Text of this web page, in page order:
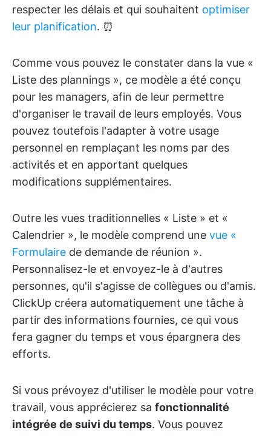
respecter les délais et qui souhaitent optimiser
leur planification. ⏰
Comme vous pouvez le constater dans la vue «
Liste des plannings », ce modèle a été conçu
pour les managers, afin de leur permettre
d'organiser le travail de leurs employés. Vous
pouvez toutefois l'adapter à votre usage
personnel en remplaçant les noms par des
activités et en apportant quelques
modifications supplémentaires.
Outre les vues traditionnelles « Liste » et «
Calendrier », le modèle comprend une vue «
Formulaire de demande de réunion ».
Personnalisez-le et envoyez-le à d'autres
personnes, qu'il s'agisse de collègues ou d'amis.
ClickUp créera automatiquement une tâche à
partir des informations fournies, ce qui vous
fera gagner du temps et vous épargnera des
efforts.
Si vous prévoyez d'utiliser le modèle pour votre
travail, vous apprécierez sa fonctionnalité
intégrée de suivi du temps. Vous pouvez